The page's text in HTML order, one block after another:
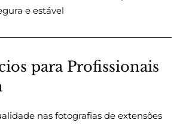
e estável
para Profissionais
nas fotografias de extensões